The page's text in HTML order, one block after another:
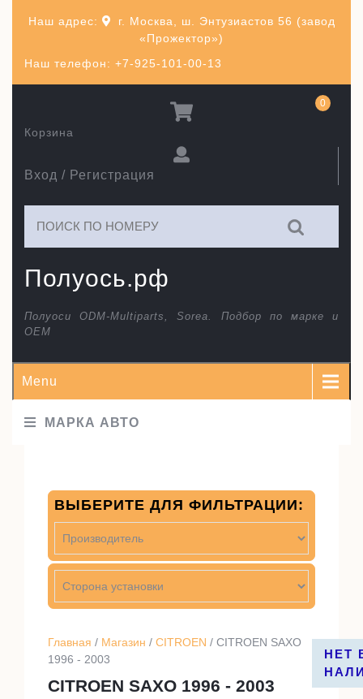
Наш телефон: +7-925-101-00-13
Наш адрес:
г. Москва, ш. Энтузиастов 56 (завод
«Прожектор»)
Полуось.рф
Полуоси ODM-Multiparts, Sorea. Подбор по марке и
ОЕМ
Вход / Регистрация
Корзина
0
Menu
МАРКА АВТО
Главная / Магазин / CITROEN / CITROEN SAXO
1996 - 2003
CITROEN SAXO 1996 - 2003
НЕТ
НЕТ
НЕТ
НЕТ
ВЫБЕРИТЕ ДЛЯ ФИЛЬТРАЦИИ: